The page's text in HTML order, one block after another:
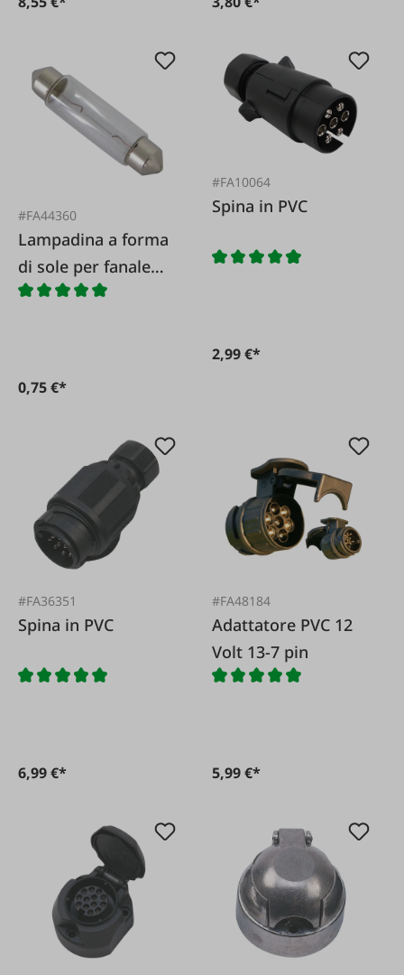
#FA44360
Lampadina a forma
di sole per fanale
posteriore e luce
0,75 €*
#FA10064
Spina in PVC
2,99 €*
#FA36351
Spina in PVC
6,99 €*
#FA48184
Adattatore PVC 12
Volt 13-7 pin
5,99 €*